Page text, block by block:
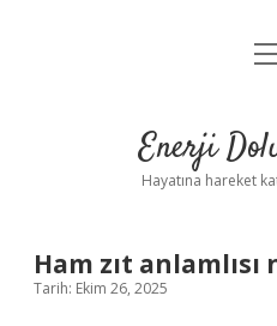
Yasal
Enerji
Hayatına hareket
Ham zıt anlamlısı
Tarih: Ekim 26, 2025